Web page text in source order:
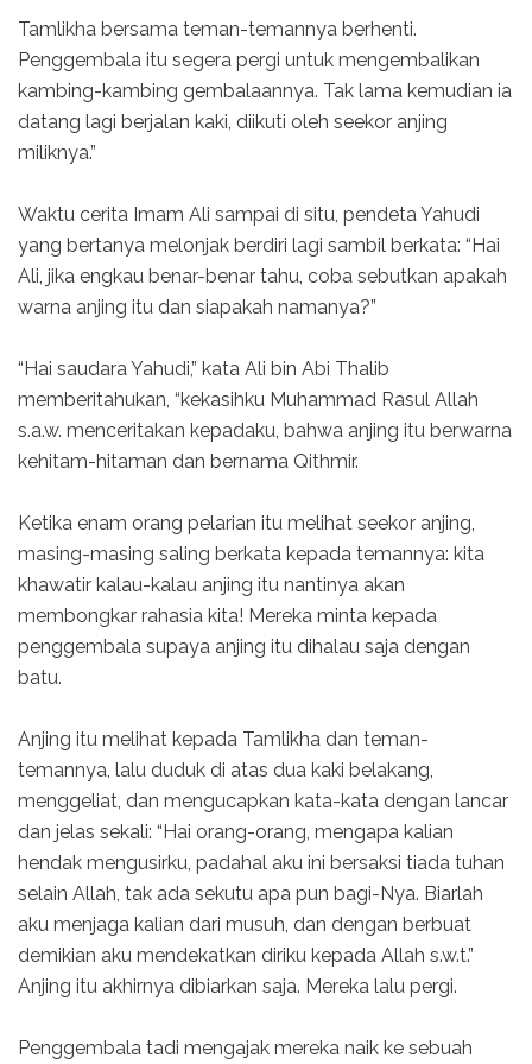
Tamlikha bersama teman-temannya berhenti.
Penggembala itu segera pergi untuk mengembalikan
kambing-kambing gembalaannya. Tak lama kemudian ia
datang lagi berjalan kaki, diikuti oleh seekor anjing
miliknya.”
Waktu cerita Imam Ali sampai di situ, pendeta Yahudi
yang bertanya melonjak berdiri lagi sambil berkata: “Hai
Ali, jika engkau benar-benar tahu, coba sebutkan apakah
warna anjing itu dan siapakah namanya?”
“Hai saudara Yahudi,” kata Ali bin Abi Thalib
memberitahukan, “kekasihku Muhammad Rasul Allah
s.a.w. menceritakan kepadaku, bahwa anjing itu berwarna
kehitam-hitaman dan bernama Qithmir.
Ketika enam orang pelarian itu melihat seekor anjing,
masing-masing saling berkata kepada temannya: kita
khawatir kalau-kalau anjing itu nantinya akan
membongkar rahasia kita! Mereka minta kepada
penggembala supaya anjing itu dihalau saja dengan
batu.
Anjing itu melihat kepada Tamlikha dan teman-
temannya, lalu duduk di atas dua kaki belakang,
menggeliat, dan mengucapkan kata-kata dengan lancar
dan jelas sekali: “Hai orang-orang, mengapa kalian
hendak mengusirku, padahal aku ini bersaksi tiada tuhan
selain Allah, tak ada sekutu apa pun bagi-Nya. Biarlah
aku menjaga kalian dari musuh, dan dengan berbuat
demikian aku mendekatkan diriku kepada Allah s.w.t.”
Anjing itu akhirnya dibiarkan saja. Mereka lalu pergi.
Penggembala tadi mengajak mereka naik ke sebuah